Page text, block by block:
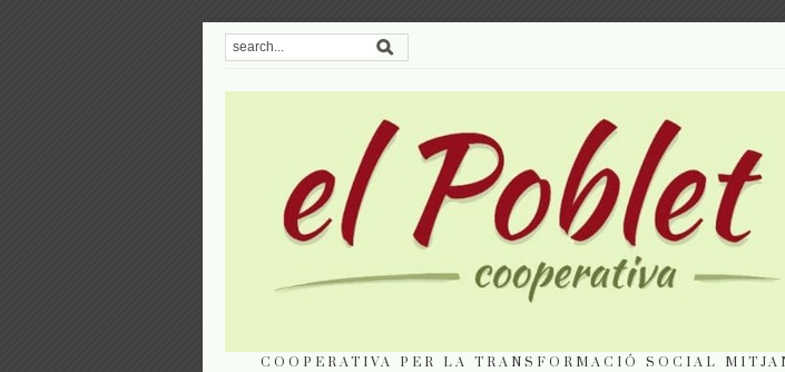
COOPERATIVA PER LA TRANSFORMACIÓ SOCIAL